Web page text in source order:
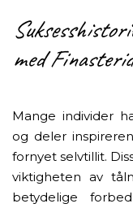
med
Mange individer
og deler
fornyet selvtillit.
viktigheten av
betydelige